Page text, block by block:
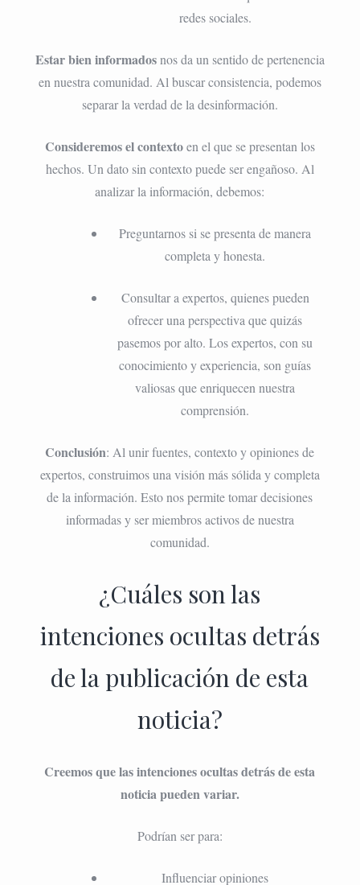
redes sociales.
Estar bien informadosnos da un sentido de pertenencia
en nuestra comunidad. Al buscar consistencia, podemos
separar la verdad de la desinformación.
Consideremos el contextoen el que se presentan los
hechos. Un dato sin contexto puede ser engañoso. Al
analizar la información, debemos:
Preguntarnos si se presenta de manera
completa y honesta.
Consultar a expertos, quienes pueden
ofrecer una perspectiva que quizás
pasemos por alto. Los expertos, con su
conocimiento y experiencia, son guías
valiosas que enriquecen nuestra
comprensión.
Conclusión: Al unir fuentes, contexto y opiniones de
expertos, construimos una visión más sólida y completa
de la información. Esto nos permite tomar decisiones
informadas y ser miembros activos de nuestra
comunidad.
¿Cuáles son las
intenciones ocultas detrás
de la publicación de esta
noticia?
Creemos que las intenciones ocultas detrás de esta
noticia pueden variar.
Podrían ser para:
Influenciar opiniones